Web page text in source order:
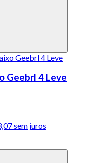
Geebrl 4 Leve
sem juros